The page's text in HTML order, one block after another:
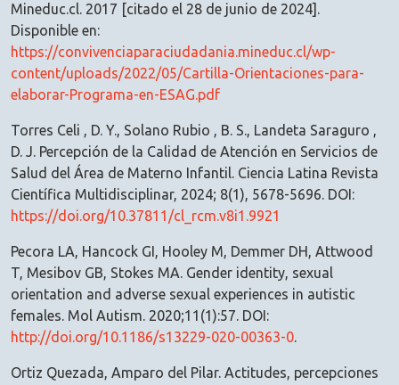
Mineduc.cl. 2017 [citado el 28 de junio de 2024].
Disponible en:
https://convivenciaparaciudadania.mineduc.cl/wp-
content/uploads/2022/05/Cartilla-Orientaciones-para-
elaborar-Programa-en-ESAG.pdf
Torres Celi , D. Y., Solano Rubio , B. S., Landeta Saraguro ,
D. J. Percepción de la Calidad de Atención en Servicios de
Salud del Área de Materno Infantil. Ciencia Latina Revista
Científica Multidisciplinar, 2024; 8(1), 5678-5696. DOI:
https://doi.org/10.37811/cl_rcm.v8i1.9921
Pecora LA, Hancock GI, Hooley M, Demmer DH, Attwood
T, Mesibov GB, Stokes MA. Gender identity, sexual
orientation and adverse sexual experiences in autistic
females. Mol Autism. 2020;11(1):57. DOI:
http://doi.org/10.1186/s13229-020-00363-0.
Ortiz Quezada, Amparo del Pilar. Actitudes, percepciones